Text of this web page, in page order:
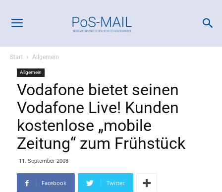
Start Allgemein
Allgemein
Vodafone bietet seinen
Vodafone Live! Kunden
kostenlose „mobile
Zeitung“ zum Frühstück
11. September 2008
Facebook Twitter